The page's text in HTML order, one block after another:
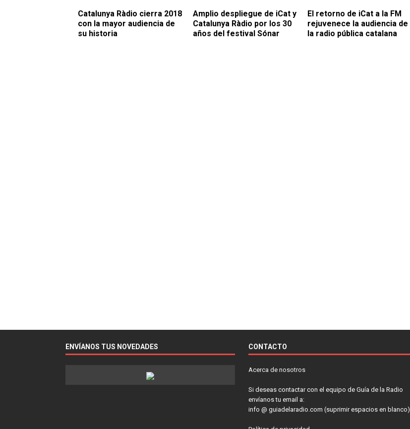
Catalunya Ràdio cierra 2018
con la mayor audiencia de
su historia
Amplio despliegue de iCat y
Catalunya Ràdio por los 30
años del festival Sónar
El retorno de iCat a la FM
rejuvenece la audiencia de
la radio pública catalana
ENVÍANOS TUS NOVEDADES CONTACTO
Acerca de nosotros
Si deseas contactar con el equipo de Guía de la Radio
envíanos tu email a:
info @ guiadelaradio.com (suprimir espacios en blanco)